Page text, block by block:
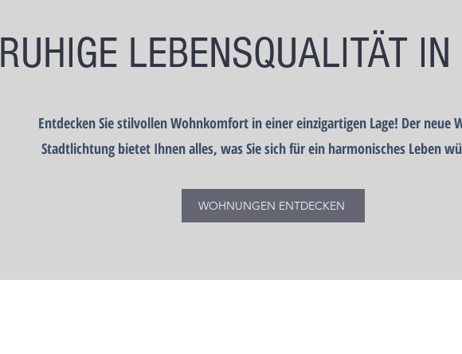
RUHIGE LEBENSQUALITÄT
Entdecken Sie stilvollen Wohnkomfort in einer einzigartigen Lage! Der neue
Stadtlichtung bietet Ihnen alles, was Sie sich für ein harmonisches Leben
WOHNUNGEN ENTDECKEN